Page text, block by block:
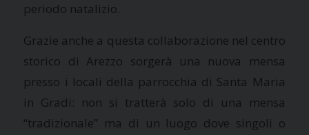
periodo natalizio.
Grazie anche a questa collaborazione nel centro
storico di Arezzo sorgerà una nuova mensa
presso i locali della parrocchia di Santa Maria
in Gradi: non si tratterà solo di una mensa
“tradizionale” ma di un luogo dove singoli o